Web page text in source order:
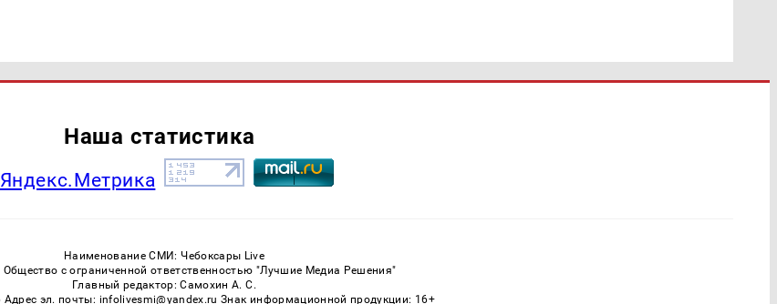
Наша статистика
Наименование СМИ: Чебоксары Live
Общество с ограниченной ответственностью "Лучшие Медиа Решения"
Главный редактор: Самохин А. С.
Адрес эл. почты: infolivesmi@yandex.ru Знак информационной продукции: 16+